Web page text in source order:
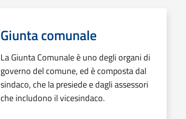
Giunta comunale
La Giunta Comunale è uno degli organi di
governo del comune, ed è composta dal
sindaco, che la presiede e dagli assessori
che includono il vicesindaco.